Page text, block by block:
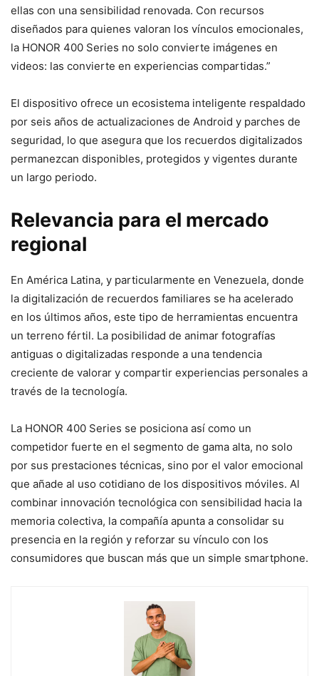
ellas con una sensibilidad renovada. Con recursos
diseñados para quienes valoran los vínculos emocionales,
la HONOR 400 Series no solo convierte imágenes en
videos: las convierte en experiencias compartidas.”
El dispositivo ofrece un ecosistema inteligente respaldado
por seis años de actualizaciones de Android y parches de
seguridad, lo que asegura que los recuerdos digitalizados
permanezcan disponibles, protegidos y vigentes durante
un largo periodo.
Relevancia para el mercado
regional
En América Latina, y particularmente en Venezuela, donde
la digitalización de recuerdos familiares se ha acelerado
en los últimos años, este tipo de herramientas encuentra
un terreno fértil. La posibilidad de animar fotografías
antiguas o digitalizadas responde a una tendencia
creciente de valorar y compartir experiencias personales a
través de la tecnología.
La HONOR 400 Series se posiciona así como un
competidor fuerte en el segmento de gama alta, no solo
por sus prestaciones técnicas, sino por el valor emocional
que añade al uso cotidiano de los dispositivos móviles. Al
combinar innovación tecnológica con sensibilidad hacia la
memoria colectiva, la compañía apunta a consolidar su
presencia en la región y reforzar su vínculo con los
consumidores que buscan más que un simple smartphone.